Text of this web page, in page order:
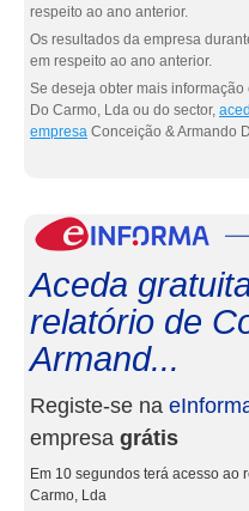
respeito ao ano anterior.
Os resultados da empresa
em respeito ao ano anterior.
Se deseja obter mais
Do Carmo, Lda ou do sector,
empresa Conceição & Armando
Aceda
relatório de
Armand...
Registe-se na
empresa grátis
Em 10 segundos terá acesso ao
Carmo, Lda